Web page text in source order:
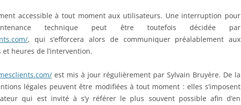
accessible à tout moment aux utilisateurs. Une interruption pour
technique peut être toutefois décidée par
, qui s’efforcera alors de communiquer préalablement aux
heures de l’intervention.
est mis à jour régulièrement par Sylvain Bruyère. De la
légales peuvent être modifiées à tout moment : elles s’imposent
qui est invité à s’y référer le plus souvent possible afin d’en